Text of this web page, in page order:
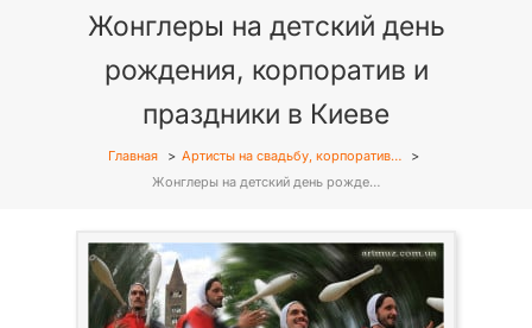
Жонглеры на детский день
рождения, корпоратив и
праздники в Киеве
Главная
Артисты на свадьбу, корпоратив…
Жонглеры на детский день рожде…